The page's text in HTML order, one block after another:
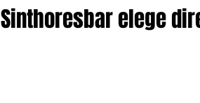
Sinthoresbar elege